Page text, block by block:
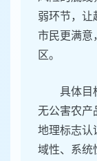
弱环节，让
市民更满意
区。
具体目
无公害农产
地理标志认
域性、系统